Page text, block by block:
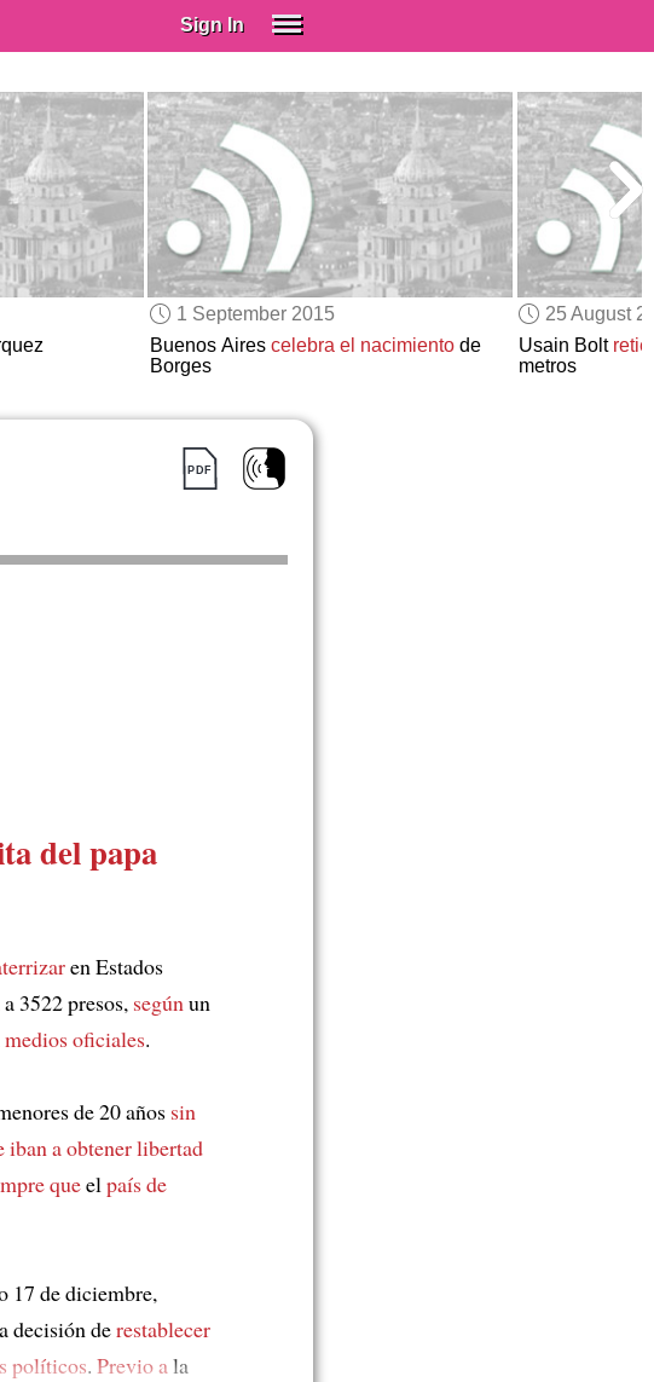
Sign In
Spanish (Spain)
Spanish (Latino)
SUBSCRIBE
EDUCATIONAL LICENSES
GIFT CARDS
OTHER LANGUAGES
1 September 2015
Buenos Aires celebra el nacimientode
Borges
25 August
Usain Bolt
metros
del papa
en Estados
a 3522 presos, segúnun
medios oficiales.
de 20 años sin
iban a obtener libertad
queelpaís de
17 de diciembre,
decisión derestablecer
políticos. Previo ala